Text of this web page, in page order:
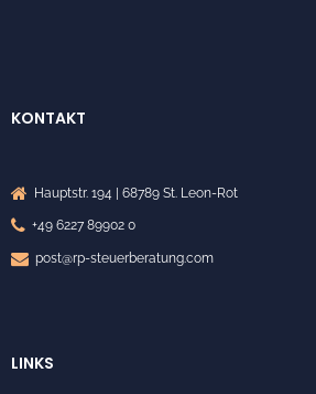
KONTAKT
Hauptstr. 194 | 68789 St. Leon-Rot
+49 6227 89902 0
post@rp-steuerberatung.com
LINKS